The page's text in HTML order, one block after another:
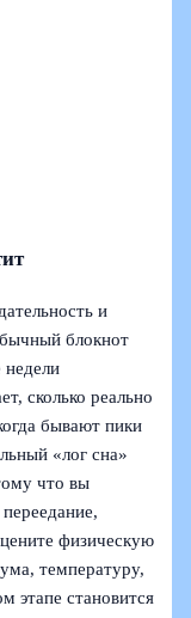
и
блокнот
сколько реально
бывают пики
«лог сна»
что вы
физическую
температуру,
этапе становится